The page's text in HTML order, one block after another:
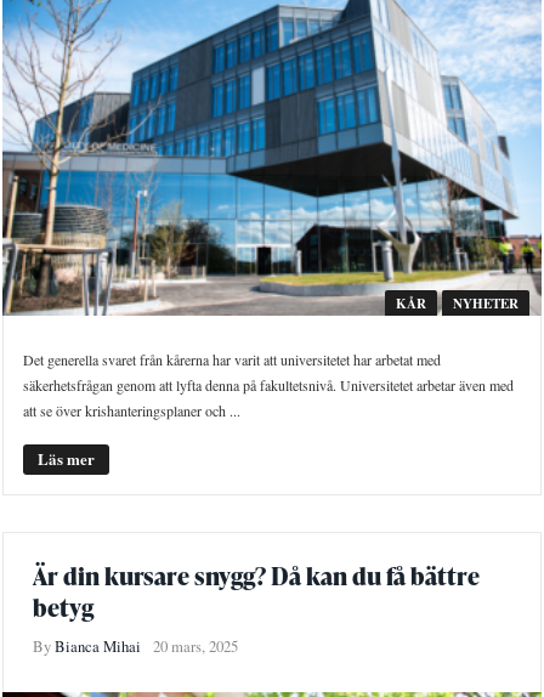
KÅR NYHETER
Det generella svaret från kårerna har varit att universitetet har arbetat med
säkerhetsfrågan genom att lyfta denna på fakultetsnivå. Universitetet arbetar även med
att se över krishanteringsplaner och ...
Läs mer
Är din kursare snygg? Då kan du få bättre
betyg
ByBianca Mihai 20 mars, 2025